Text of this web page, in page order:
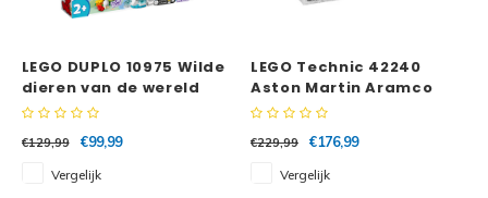
LEGO DUPLO 10975 Wilde
dieren van de wereld
€129,99
€99,99
Vergelijk
LEGO Technic 42240
Aston Martin Aramco
AMR25 F1® auto
€229,99
€176,99
Vergelijk